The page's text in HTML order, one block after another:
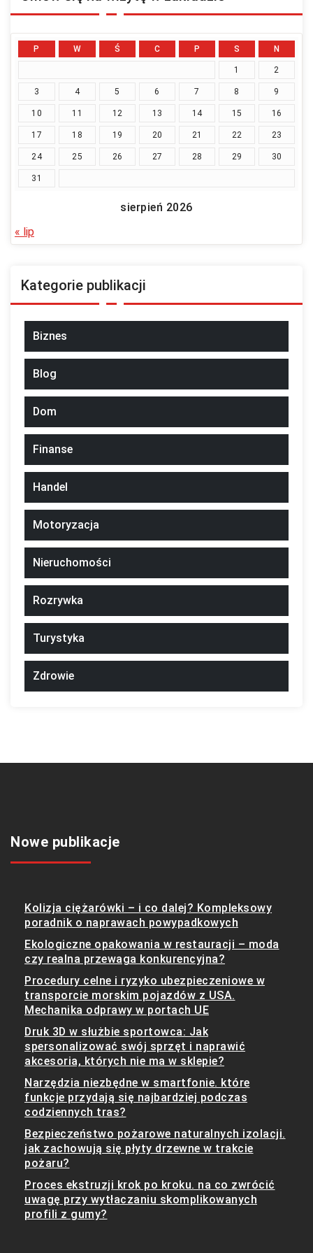
sierpień 2026
P W Ś C P S N
1 2
3 4 5 6 7 8 9
10 11 12 13 14 15 16
17 18 19 20 21 22 23
24 25 26 27 28 29 30
31
« lip
Kategorie publikacji
Biznes
Blog
Dom
Finanse
Handel
Motoryzacja
Nieruchomości
Rozrywka
Turystyka
Zdrowie
Nowe publikacje
Kolizja ciężarówki – i co dalej? Kompleksowy
poradnik o naprawach powypadkowych
Ekologiczne opakowania w restauracji – moda
czy realna przewaga konkurencyjna?
Procedury celne i ryzyko ubezpieczeniowe w
transporcie morskim pojazdów z USA.
Mechanika odprawy w portach UE
Druk 3D w służbie sportowca: Jak
spersonalizować swój sprzęt i naprawić
akcesoria, których nie ma w sklepie?
Narzędzia niezbędne w smartfonie. które
funkcje przydają się najbardziej podczas
codziennych tras?
Bezpieczeństwo pożarowe naturalnych izolacji.
jak zachowują się płyty drzewne w trakcie
pożaru?
Proces ekstruzji krok po kroku. na co zwrócić
uwagę przy wytłaczaniu skomplikowanych
profili z gumy?